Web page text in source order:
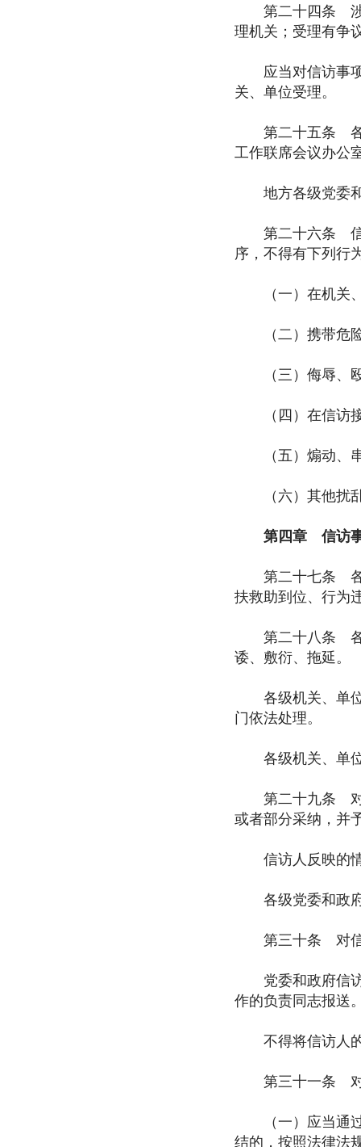
第二十四条 涉及
理机关；受理有争
应当对信访事项
关、单位受理。
第二十五条 各级
工作联席会议办公
地方各级党委和
第二十六条 信访
序，不得有下列行
（一）在机关、
（二）携带危险
（三）侮辱、殴
（四）在信访接
（五）煽动、串
（六）其他扰乱
第四章 信访事
第二十七条 各级
扶救助到位、行为
第二十八条 各级
诿、敷衍、拖延。
各级机关、单位
门依法处理。
各级机关、单位
第二十九条 对信
或者部分采纳，并
信访人反映的情
各级党委和政府
第三十条 对信访
党委和政府信访
作的负责同志报送
不得将信访人的
第三十一条 对信
（一）应当通过
结的，按照法律法